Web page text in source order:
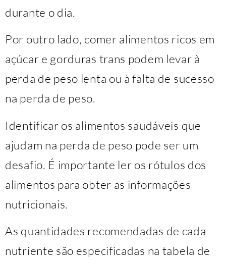
durante o dia.
Por outro lado, comer alimentos ricos em
açúcar e gorduras trans podem levar à
perda de peso lenta ou à falta de sucesso
na perda de peso.
Identificar os alimentos saudáveis ​​que
ajudam na perda de peso pode ser um
desafio. É importante ler os rótulos dos
alimentos para obter as informações
nutricionais.
As quantidades recomendadas de cada
nutriente são especificadas na tabela de